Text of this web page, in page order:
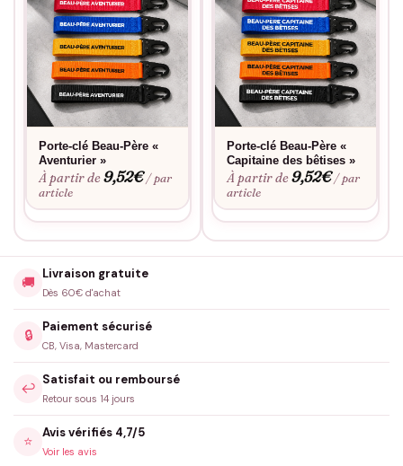
Porte-clé Beau-Père «
Aventurier »
À partir de9,52€ / par
article
Porte-clé Beau-Père «
Capitaine des bêtises »
À partir de9,52€ / par
article
🚚
Livraison gratuite
Dès 60€ d'achat
🔒
Paiement sécurisé
CB, Visa, Mastercard
↩️
Satisfait ou remboursé
Retour sous 14 jours
⭐
Avis vérifiés 4,7/5
Voir les avis